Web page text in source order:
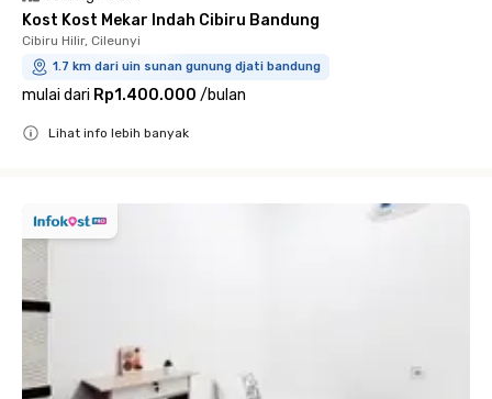
Kost Kost Mekar Indah Cibiru Bandung
Cibiru Hilir, Cileunyi
1.7 km dari uin sunan gunung djati bandung
mulai dari Rp1.400.000 /bulan
Lihat info lebih banyak